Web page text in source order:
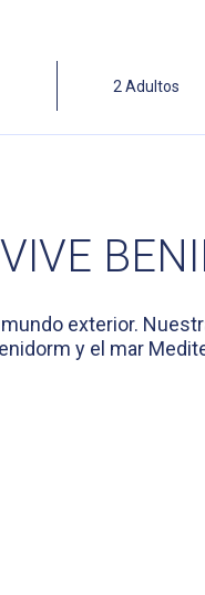
VIVE
exterior.
y el mar